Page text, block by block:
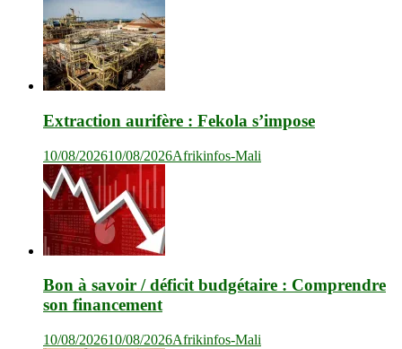
Extraction aurifère : Fekola s’impose
10/08/202610/08/2026Afrikinfos-Mali
Bon à savoir / déficit budgétaire : Comprendre
son financement
10/08/202610/08/2026Afrikinfos-Mali